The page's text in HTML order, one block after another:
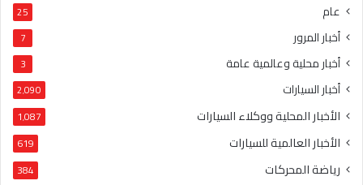
عام 25
أخبار المرور 7
أخبار محلية وعالمية عامة 3
أخبار السيارات 2٬090
الأخبار المحلية ووكلاء السيارات 1٬087
الأخبار العالمية للسيارات 619
رياضة المحركات 384